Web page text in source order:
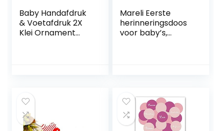
Baby Handafdruk
& Voetafdruk 2X
Klei Ornament
e Herinnering voor
Babykamer –
Geweldig Cadeau
Mareli Eerste
herinneringsdoos
voor baby’s,